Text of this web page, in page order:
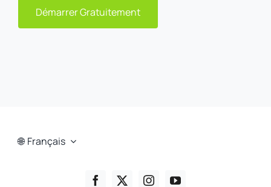
Démarrer Gratuitement
Français